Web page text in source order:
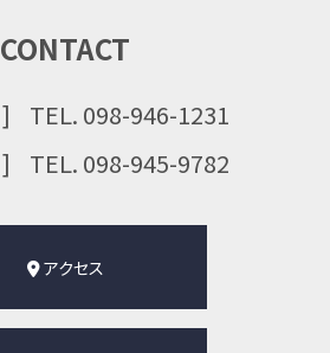
CONTACT
TEL. 098-946-1231
TEL. 098-945-9782
アクセス